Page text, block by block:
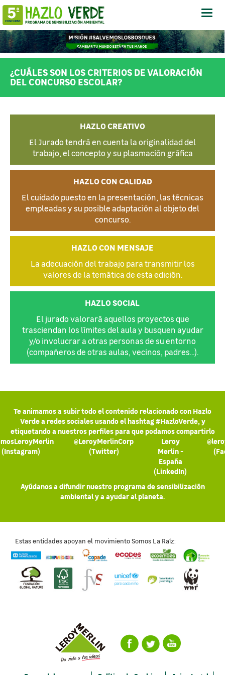
Abrir
Menú
¿CUÁLES SON LOS CRITERIOS DE VALORACIÓN
DEL CONCURSO ESCOLAR?
HAZLO CREATIVO
El Jurado tendrá en cuenta la originalidad del
trabajo, el concepto y su plasmación gráfica
HAZLO CON CALIDAD
El cuidado puesto en la presentación, las técnicas
empleadas y su posible adaptación al objeto del
concurso.
HAZLO CON MENSAJE
La adecuación del trabajo para transmitir los
valores de la temática de esta edición.
HAZLO SOCIAL
El jurado valorará aquellos proyectos que
trasciendan los límites del aula y busquen ayudar
y/o involucrar a otras personas de su entorno
(compañeros de otras aulas, vecinos, padres...).
Te animamos a subir todo el contenido relacionado con Hazlo
Verde a redes sociales usando el hashtag #HazloVerde, y
etiquetando a nuestros perfiles para que podamos compartirlo
(Instagram)
@LeroyMerlinCorp
(Twitter)
Leroy
Merlin -
España
(LinkedIn)
Ayúdanos a difundir nuestro programa de sensibilización
ambiental y a ayudar al planeta.
Estas entidades apoyan el movimiento Somos La Raíz: